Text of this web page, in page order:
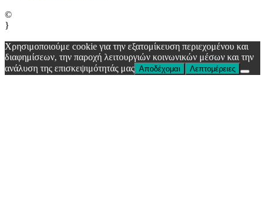
©
}
Χρησιμοποιούμε cookie για την εξατομίκευση περιεχομένου και
διαφημίσεων, την παροχή λειτουργιών κοινωνικών μέσων και την
ανάλυση της επισκεψιμότητάς μας Αποδέχομαι Λεπτομέρειες